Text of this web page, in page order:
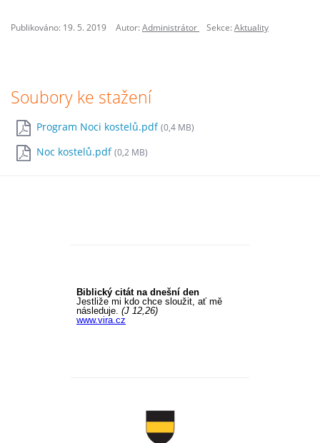
Publikováno: 19. 5. 2019 Autor:Administrátor Sekce:Aktuality
Soubory ke stažení
Program Noci kostelů.pdf (0,4 MB)
Noc kostelů.pdf (0,2 MB)